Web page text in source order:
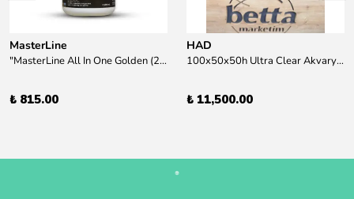
MasterLine
"MasterLine All In One Golden (200 ml) Daha yüksek zorluk derecesine sahip bitkiler için Özel formül Tam Besin "
₺ 815.00
HAD
100x50x50h Ultra Clear Akvaryum 10mm 90derece Birleşim /Sadece Otobüs Kargosu ile Gönderim Yapılır !
₺ 11,500.00